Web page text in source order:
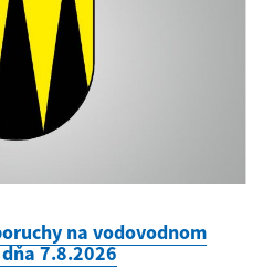
na vodovodnom
7.8.2026